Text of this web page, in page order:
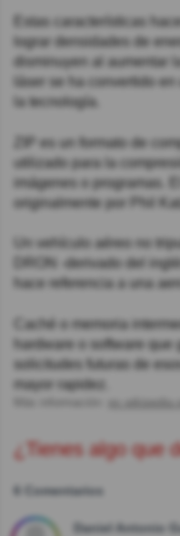
Estas características
lograr densidades de
disminuyen al aumentar
láser se ha convertido
la tecnología.
ZIP es un formato de
utilizado para la
imágenes o programas.
originalmente por Phil
Un vehículo aéreo no
DRON -derivado del
hace referencia a una
Caché​ o memoria
hardware o software
solicitudes futuras de
mayor rapidez.
¿Tienes algo que
6 Comentarios
Daniel Antonio